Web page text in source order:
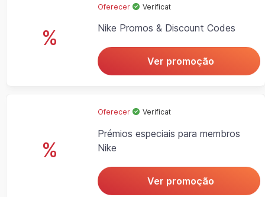
%
Oferecer Verificat
Nike Promos & Discount Codes
Ver promoção
%
Oferecer Verificat
Prémios especiais para membros
Nike
Ver promoção